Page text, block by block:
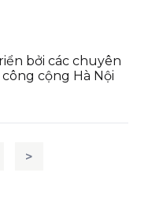
>
bởi các chuyên
cộng Hà Nội